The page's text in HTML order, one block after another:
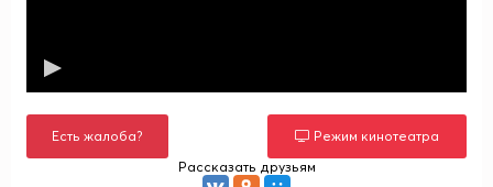
Есть жалоба?
Режим кинотеатра
Рассказать друзьям